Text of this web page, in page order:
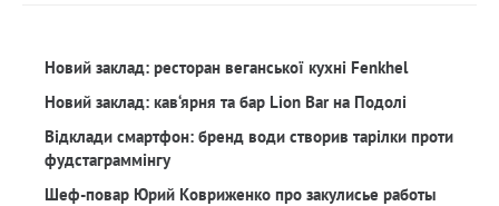
Новий заклад: ресторан веганської кухні Fenkhel
Новий заклад: кав‘ярня та бар Lion Bar на Подолі
Відклади смартфон: бренд води створив тарілки проти
фудстаграммінгу
Шеф-повар Юрий Ковриженко про закулисье работы